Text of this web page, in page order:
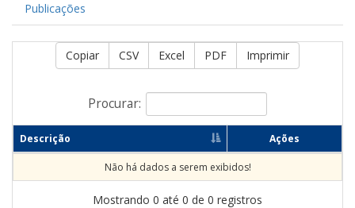
Publicações
Copiar CSV Excel PDF Imprimir
Procurar:
Descrição Ações
Não há dados a serem exibidos!
Mostrando 0 até 0 de 0 registros